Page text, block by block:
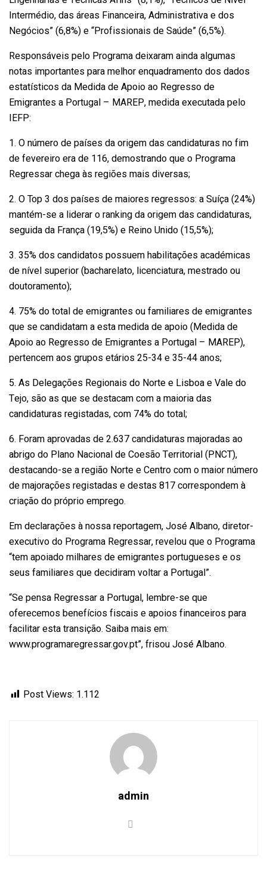
Intermédio, das áreas Financeira, Administrativa e dos
Negócios” (6,8%) e “Profissionais de Saúde” (6,5%).
Responsáveis pelo Programa deixaram ainda algumas
notas importantes para melhor enquadramento dos dados
estatísticos da Medida de Apoio ao Regresso de
Emigrantes a Portugal – MAREP, medida executada pelo
IEFP:
1. O número de países da origem das candidaturas no fim
de fevereiro era de 116, demostrando que o Programa
Regressar chega às regiões mais diversas;
2. O Top 3 dos países de maiores regressos: a Suíça (24%)
mantém-se a liderar o ranking da origem das candidaturas,
seguida da França (19,5%) e Reino Unido (15,5%);
3. 35% dos candidatos possuem habilitações académicas
de nível superior (bacharelato, licenciatura, mestrado ou
doutoramento);
4. 75% do total de emigrantes ou familiares de emigrantes
que se candidatam a esta medida de apoio (Medida de
Apoio ao Regresso de Emigrantes a Portugal – MAREP),
pertencem aos grupos etários 25-34 e 35-44 anos;
5. As Delegações Regionais do Norte e Lisboa e Vale do
Tejo, são as que se destacam com a maioria das
candidaturas registadas, com 74% do total;
6. Foram aprovadas de 2.637 candidaturas majoradas ao
abrigo do Plano Nacional de Coesão Territorial (PNCT),
destacando-se a região Norte e Centro com o maior número
de majorações registadas e destas 817 correspondem à
criação do próprio emprego.
Em declarações à nossa reportagem, José Albano, diretor-
executivo do Programa Regressar, revelou que o Programa
“tem apoiado milhares de emigrantes portugueses e os
seus familiares que decidiram voltar a Portugal”.
“Se pensa Regressar a Portugal, lembre-se que
oferecemos benefícios fiscais e apoios financeiros para
facilitar esta transição. Saiba mais em:
www.programaregressar.gov.pt”, frisou José Albano.
Post Views: 1.112
admin